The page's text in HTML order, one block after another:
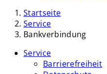
Startseite
Service
Bankverbindung
Service
Barrierefreiheit